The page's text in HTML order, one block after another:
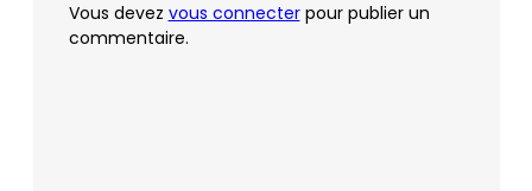
Vous devez vous connecterpour publier un
commentaire.